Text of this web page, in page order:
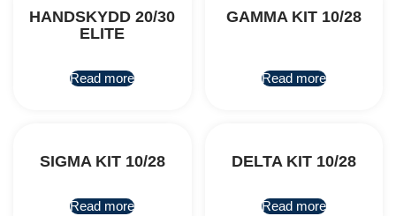
HANDSKYDD 20/30
ELITE
Read more
GAMMA KIT 10/28
Read more
SIGMA KIT 10/28
Read more
DELTA KIT 10/28
Read more